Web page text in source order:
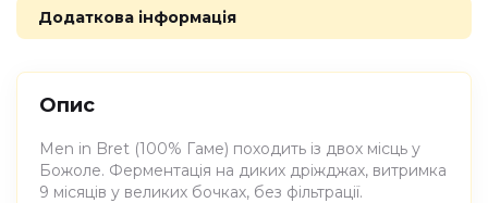
Додаткова інформація
Опис
Men in Bret (100% Гаме) походить із двох місць у
Божоле. Ферментація на диких дріжджах, витримка
9 місяців у великих бочках, без фільтрації.